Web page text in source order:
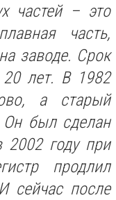
частей – это
часть,
заводе. Срок
20 лет. В 1982
а старый
Он был сделан
2002 году при
продлил
сейчас после